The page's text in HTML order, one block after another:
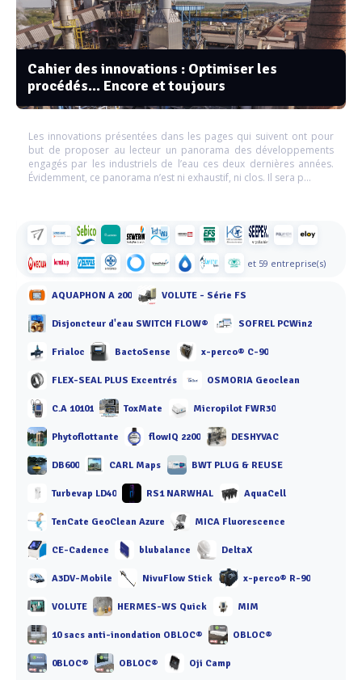
Cahier des innovations : Optimiser les
procédés... Encore et toujours
Les innovations présentées dans les pages qui suivent ont pour
but de proposer au lecteur un panorama des développements
engagés par les industriels de l’eau ces deux dernières années.
Évidemment, ce panorama n’est ni exhaustif, ni clos. Il sera p...
et 59 entreprise(s)
AQUAPHON A 200 VOLUTE - Série FS
Disjoncteur d'eau SWITCH FLOW® SOFREL PCWin2
Frialoc BactoSense x-perco® C-90
FLEX-SEAL PLUS Excentrés OSMORIA Geoclean
C.A 10101 ToxMate Micropilot FWR30
Phytoflottante flowIQ 2200 DESHYVAC
DB600 CARL Maps BWT PLUG & REUSE
Turbevap LD40 RS1 NARWHAL AquaCell
TenCate GeoClean Azure MICA Fluorescence
CE-Cadence blubalance DeltaX
A3DV-Mobile NivuFlow Stick x-perco® R-90
VOLUTE HERMES-WS Quick MIM
10 sacs anti-inondation OBLOC® OBLOC®
0BLOC® OBLOC® Oji Camp